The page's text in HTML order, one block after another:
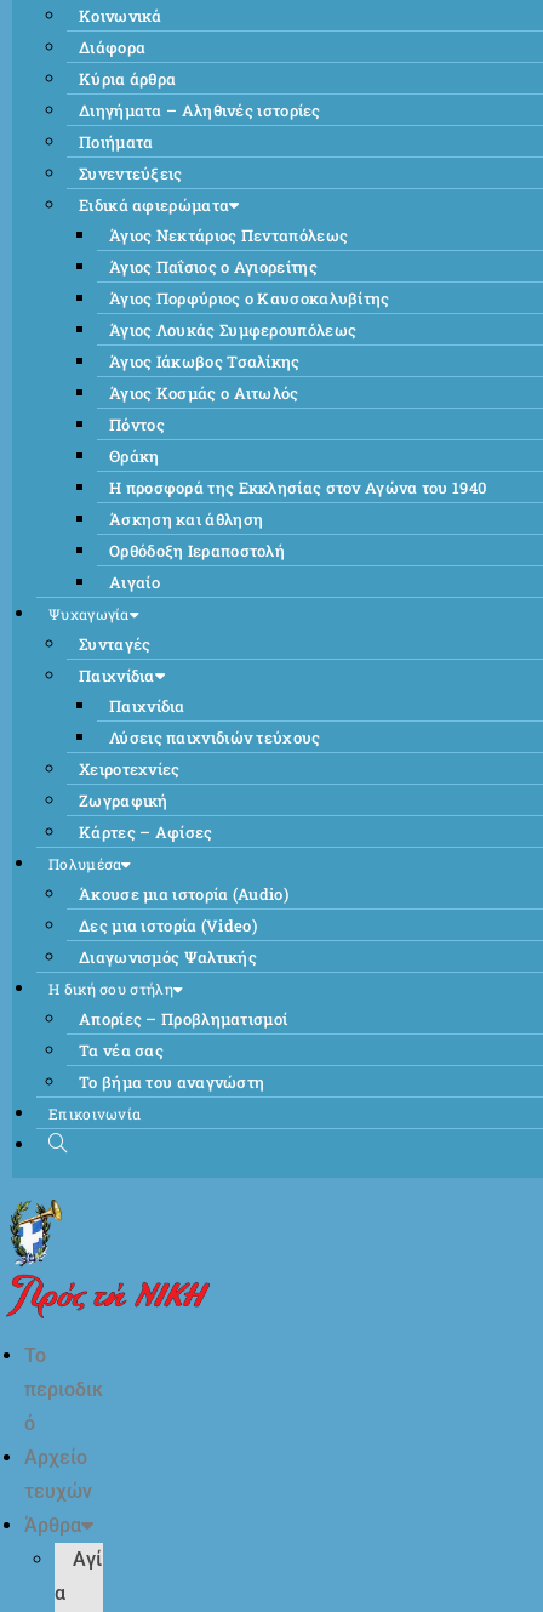
Κοινωνικά
Διάφορα
Κύρια άρθρα
Διηγήματα – Αληθινές ιστορίες
Ποιήματα
Συνεντεύξεις
Ειδικά αφιερώματα
Άγιος Νεκτάριος Πενταπόλεως
Άγιος Παΐσιος ο Αγιορείτης
Άγιος Πορφύριος ο Καυσοκαλυβίτης
Άγιος Λουκάς Συμφερουπόλεως
Άγιος Ιάκωβος Τσαλίκης
Άγιος Κοσμάς ο Αιτωλός
Πόντος
Θράκη
Η προσφορά της Εκκλησίας στον Αγώνα του 1940
Άσκηση και άθληση
Ορθόδοξη Ιεραποστολή
Αιγαίο
Ψυχαγωγία
Συνταγές
Παιχνίδια
Παιχνίδια
Λύσεις παιχνιδιών τεύχους
Χειροτεχνίες
Ζωγραφική
Κάρτες – Αφίσες
Πολυμέσα
Άκουσε μια ιστορία (Audio)
Δες μια ιστορία (Video)
Διαγωνισμός Ψαλτικής
Η δική σου στήλη
Απορίες – Προβληματισμοί
Τα νέα σας
Το βήμα του αναγνώστη
Επικοινωνία
Το
περιοδικ
ό
Αρχείο
τευχών
Άρθρα
Αγί
α